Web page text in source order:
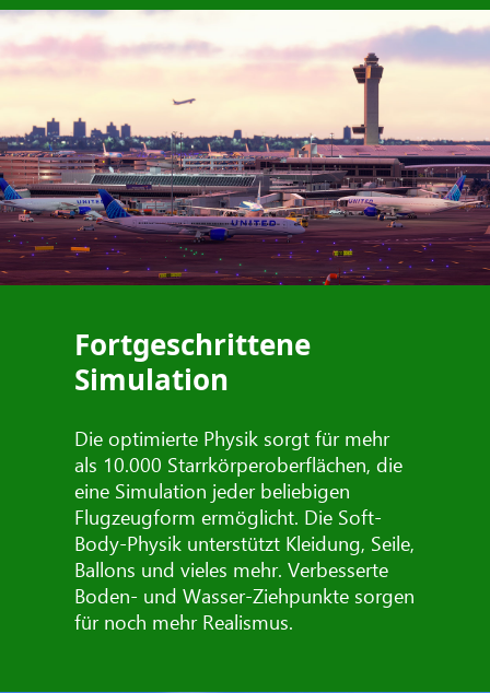
Fortgeschrittene
Simulation
Die optimierte Physik sorgt für mehr
als 10.000 Starrkörperoberflächen, die
eine Simulation jeder beliebigen
Flugzeugform ermöglicht. Die Soft-
Body-Physik unterstützt Kleidung, Seile,
Ballons und vieles mehr. Verbesserte
Boden- und Wasser-Ziehpunkte sorgen
für noch mehr Realismus.